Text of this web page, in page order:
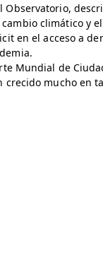
Observatorio,
climático y
en el acceso a
Mundial de
mucho en